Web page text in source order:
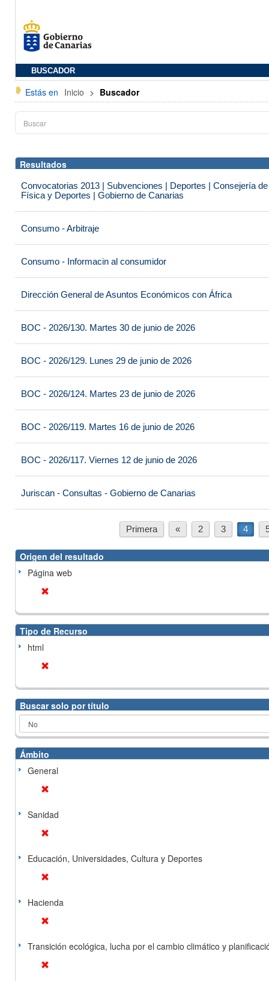
BUSCADOR
Estás en Inicio > Buscador
Resultados
Convocatorias 2013 | Subvenciones | Deportes | Consejería
Física y Deportes | Gobierno de Canarias
Consumo - Arbitraje
Consumo - Informacin al consumidor
Dirección General de Asuntos Económicos con África
BOC - 2026/130. Martes 30 de junio de 2026
BOC - 2026/129. Lunes 29 de junio de 2026
BOC - 2026/124. Martes 23 de junio de 2026
BOC - 2026/119. Martes 16 de junio de 2026
BOC - 2026/117. Viernes 12 de junio de 2026
Juriscan - Consultas - Gobierno de Canarias
Primera « 2 3 4
Origen del resultado
Página web
Tipo de Recurso
html
Buscar solo por título
Ámbito
General
Sanidad
Educación, Universidades, Cultura y Deportes
Hacienda
Transición ecológica, lucha por el cambio climático y